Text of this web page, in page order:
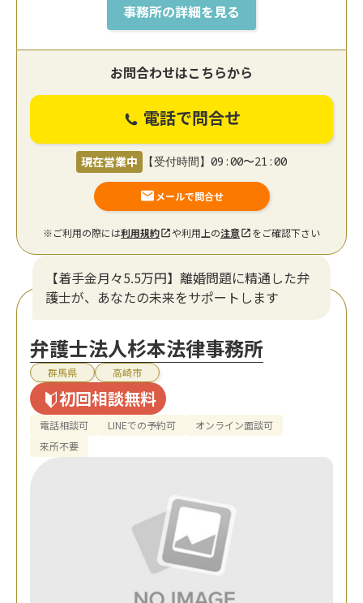
事務所の詳細を見る
お問合わせはこちらから
電話で問合せ
現在営業中 【受付時間】09:00〜21:00
メールで問合せ
※ご利用の際には利用規約 や利用上の注意 をご確認下さい
【着手金月々5.5万円】離婚問題に精通した弁
護士が、あなたの未来をサポートします
弁護士法人杉本法律事務所
群馬県 高崎市
初回相談無料
電話相談可 LINEでの予約可
オンライン面談可
来所不要